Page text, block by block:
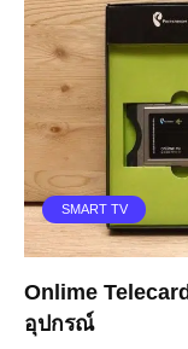
SMART TV
Onlime
อุปกรณ์